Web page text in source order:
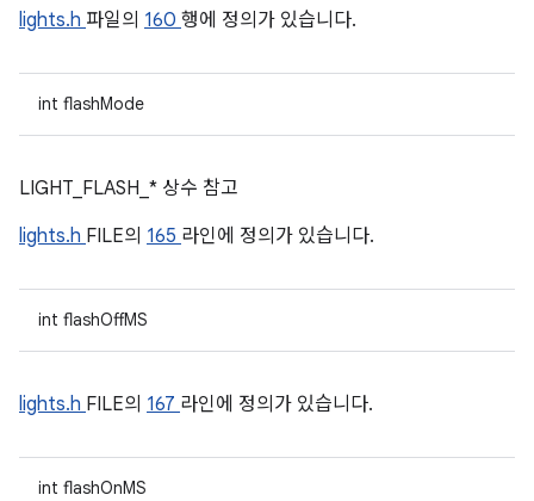
lights.h 파일의 160 행에 정의가 있습니다.
int flashMode
LIGHT_FLASH_* 상수 참고
lights.h FILE의 165 라인에 정의가 있습니다.
int flashOffMS
lights.h FILE의 167 라인에 정의가 있습니다.
int flashOnMS